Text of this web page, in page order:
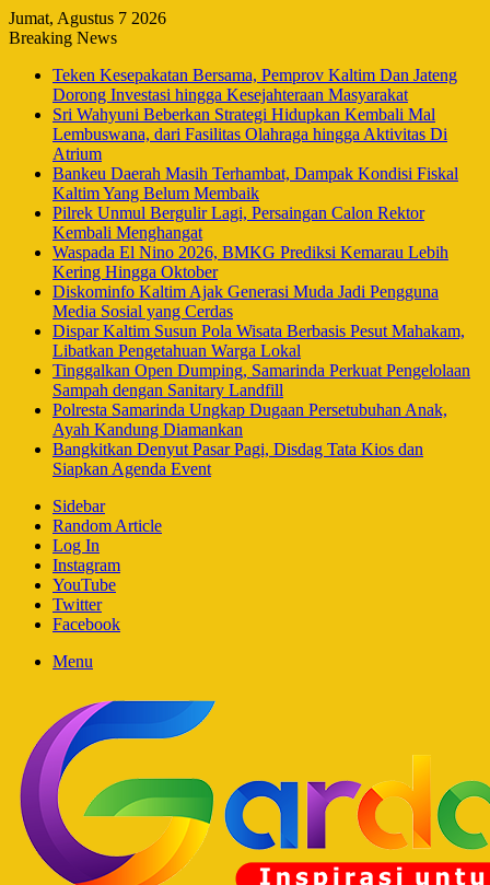
Jumat, Agustus 7 2026
Breaking News
Teken Kesepakatan Bersama, Pemprov Kaltim Dan Jateng
Dorong Investasi hingga Kesejahteraan Masyarakat
Sri Wahyuni Beberkan Strategi Hidupkan Kembali Mal
Lembuswana, dari Fasilitas Olahraga hingga Aktivitas Di
Atrium
Bankeu Daerah Masih Terhambat, Dampak Kondisi Fiskal
Kaltim Yang Belum Membaik
Pilrek Unmul Bergulir Lagi, Persaingan Calon Rektor
Kembali Menghangat
Waspada El Nino 2026, BMKG Prediksi Kemarau Lebih
Kering Hingga Oktober
Diskominfo Kaltim Ajak Generasi Muda Jadi Pengguna
Media Sosial yang Cerdas
Dispar Kaltim Susun Pola Wisata Berbasis Pesut Mahakam,
Libatkan Pengetahuan Warga Lokal
Tinggalkan Open Dumping, Samarinda Perkuat Pengelolaan
Sampah dengan Sanitary Landfill
Polresta Samarinda Ungkap Dugaan Persetubuhan Anak,
Ayah Kandung Diamankan
Bangkitkan Denyut Pasar Pagi, Disdag Tata Kios dan
Siapkan Agenda Event
Sidebar
Random Article
Log In
Instagram
YouTube
Twitter
Facebook
Menu